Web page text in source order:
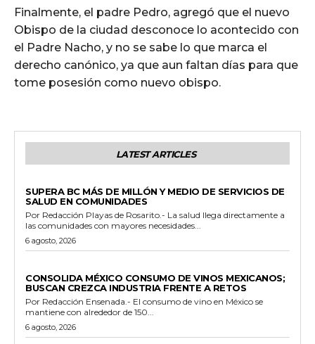
Finalmente, el padre Pedro, agregó que el nuevo
Obispo de la ciudad desconoce lo acontecido con
el Padre Nacho, y no se sabe lo que marca el
derecho canónico, ya que aun faltan días para que
tome posesión como nuevo obispo.
LATEST ARTICLES
SUPERA BC MÁS DE MILLÓN Y MEDIO DE SERVICIOS DE
SALUD EN COMUNIDADES
Por Redacción Playas de Rosarito.- La salud llega directamente a
las comunidades con mayores necesidades...
6 agosto, 2026
CONSOLIDA MÉXICO CONSUMO DE VINOS MEXICANOS;
BUSCAN CREZCA INDUSTRIA FRENTE A RETOS
Por Redacción Ensenada.- El consumo de vino en México se
mantiene con alrededor de 150...
6 agosto, 2026